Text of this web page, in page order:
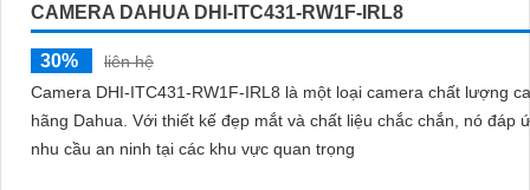
CAMERA DAHUA DHI-ITC431-RW1F-IRL8
30%
liên hệ
Camera DHI-ITC431-RW1F-IRL8 là một loại camera chất lượng
hãng Dahua. Với thiết kế đẹp mắt và chất liệu chắc chắn, nó đáp ứng mọi
nhu cầu an ninh tại các khu vực quan trọng